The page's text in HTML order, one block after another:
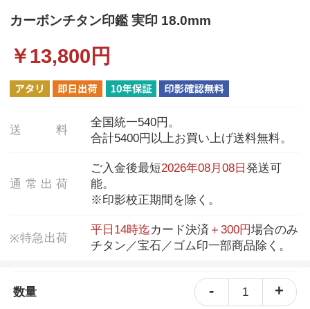
カーボンチタン印鑑 実印 18.0mm
￥13,800 円
送 料
全国統一540円。
合計5400円以上お買い上げ送料無料。
通 常 出 荷
ご入金後最短2026年08月08日発送可
能。
※印影校正期間を除く。
※特急出荷
平日14時迄カード決済 ＋300円場合のみ
チタン／宝石／ゴム印一部商品除く。
数量 - 1 +